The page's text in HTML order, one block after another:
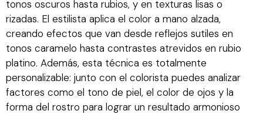
tonos oscuros hasta rubios, y en texturas lisas o
rizadas. El estilista aplica el color a mano alzada,
creando efectos que van desde reflejos sutiles en
tonos caramelo hasta contrastes atrevidos en rubio
platino. Además, esta técnica es totalmente
personalizable: junto con el colorista puedes analizar
factores como el tono de piel, el color de ojos y la
forma del rostro para lograr un resultado armonioso